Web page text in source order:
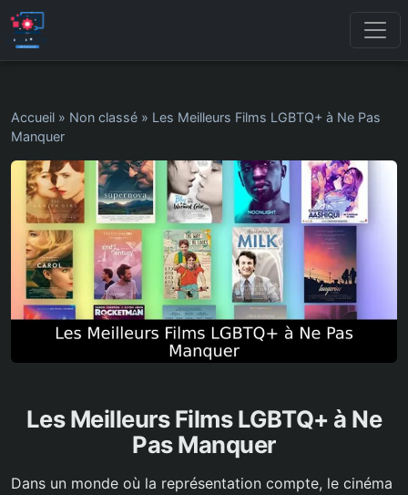
Accueil » Non classé » Les Meilleurs Films LGBTQ+ à Ne Pas
Manquer
Les Meilleurs Films LGBTQ+ à Ne
Pas Manquer
Dans un monde où la représentation compte, le cinéma